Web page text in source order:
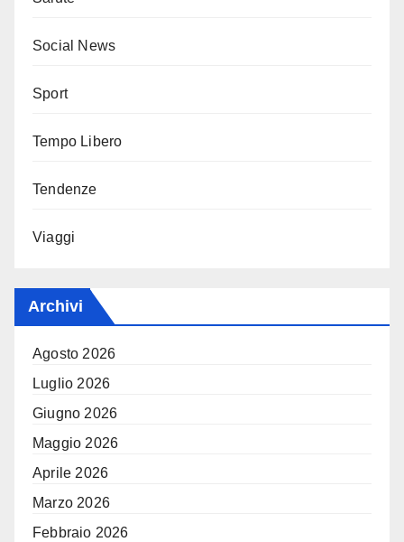
Social News
Sport
Tempo Libero
Tendenze
Viaggi
Archivi
Agosto 2026
Luglio 2026
Giugno 2026
Maggio 2026
Aprile 2026
Marzo 2026
Febbraio 2026